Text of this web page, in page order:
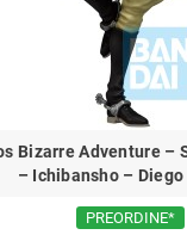
Bizarre Adventure –
– Ichibansho –
PREORDINE*